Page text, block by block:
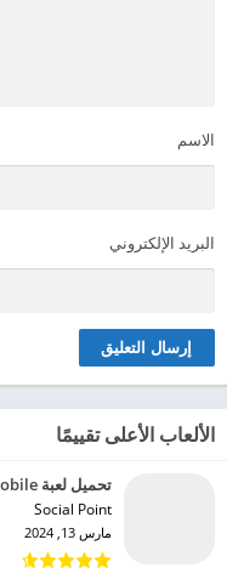
الاسم
البريد الإلكتروني
الألعاب الأعلى تقييمًا
تحميل لعبة Dragon City Mobile مهكرة للاندرويد 2024
Social Point‏
مارس 13, 2024